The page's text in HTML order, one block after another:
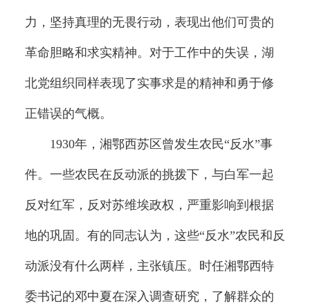
力，坚持真理的无畏行动，表现出他们可贵的
革命胆略和求实精神。对于工作中的失误，湖
北党组织同样表现了实事求是的精神和勇于修
正错误的气概。
1930年，湘鄂西苏区曾发生农民“反水”事
件。一些农民在反动派的挑拨下，与白军一起
反对红军，反对苏维埃政权，严重影响到根据
地的巩固。有的同志认为，这些“反水”农民和反
动派没有什么两样，主张镇压。时任湘鄂西特
委书记的邓中夏在深入调查研究，了解群众的